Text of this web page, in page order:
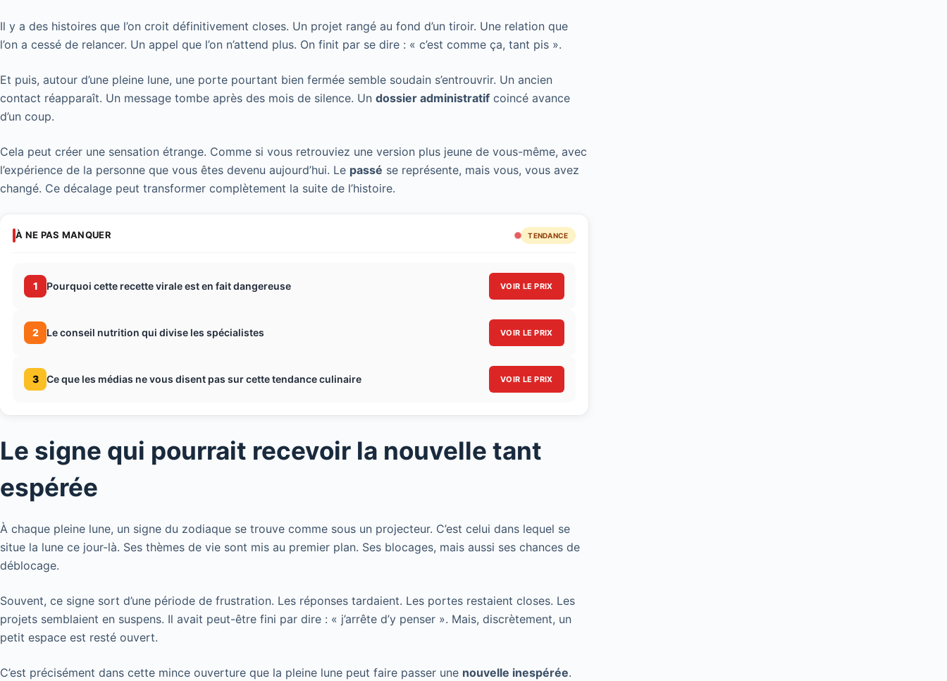
Il y a des histoires que l’on croit définitivement closes. Un projet rangé au fond d’un tiroir. Une relation que
l’on a cessé de relancer. Un appel que l’on n’attend plus. On finit par se dire : « c’est comme ça, tant pis ».
Et puis, autour d’une pleine lune, une porte pourtant bien fermée semble soudain s’entrouvrir. Un ancien
contact réapparaît. Un message tombe après des mois de silence. Un dossier administratif coincé avance
d’un coup.
Cela peut créer une sensation étrange. Comme si vous retrouviez une version plus jeune de vous-même, avec
l’expérience de la personne que vous êtes devenu aujourd’hui. Le passé se représente, mais vous, vous avez
changé. Ce décalage peut transformer complètement la suite de l’histoire.
À NE PAS MANQUER TENDANCE
1 Pourquoi cette recette virale est en fait dangereuse VOIR LE PRIX
2 Le conseil nutrition qui divise les spécialistes VOIR LE PRIX
3 Ce que les médias ne vous disent pas sur cette tendance culinaire VOIR LE PRIX
Le signe qui pourrait recevoir la nouvelle tant
espérée
À chaque pleine lune, un signe du zodiaque se trouve comme sous un projecteur. C’est celui dans lequel se
situe la lune ce jour-là. Ses thèmes de vie sont mis au premier plan. Ses blocages, mais aussi ses chances de
déblocage.
Souvent, ce signe sort d’une période de frustration. Les réponses tardaient. Les portes restaient closes. Les
projets semblaient en suspens. Il avait peut-être fini par dire : « j’arrête d’y penser ». Mais, discrètement, un
petit espace est resté ouvert.
C’est précisément dans cette mince ouverture que la pleine lune peut faire passer une nouvelle inespérée.